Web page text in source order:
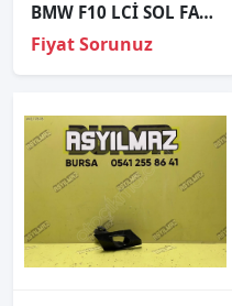
BMW F10 LCİ SOL FAR ORJİNAL
Fiyat Sorunuz